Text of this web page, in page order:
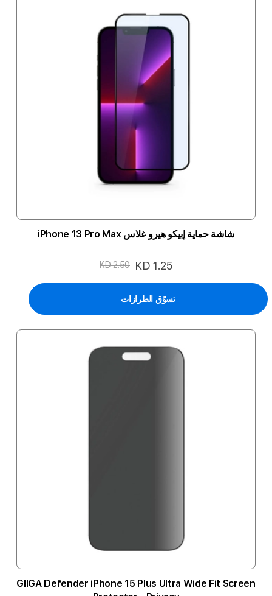
شاشة حماية إبيكو هيرو غلاس iPhone 13 Pro Max
السعر
KD 1.25
KD 2.50
تسوّق الطرازات
GIIGA Defender iPhone 15 Plus Ultra Wide Fit Screen